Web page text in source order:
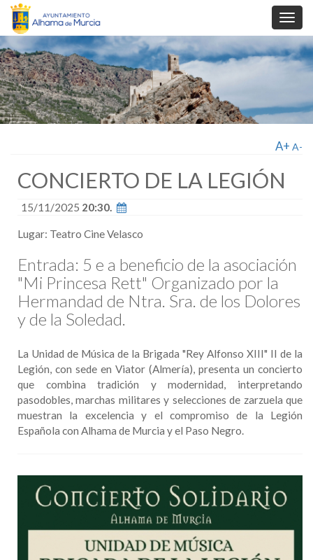
A+ A-
CONCIERTO DE LA LEGIÓN
15/11/2025 20:30.
Lugar: Teatro Cine Velasco
Entrada: 5 e a beneficio de la asociación
"Mi Princesa Rett" Organizado por la
Hermandad de Ntra. Sra. de los Dolores
y de la Soledad.
La Unidad de Música de la Brigada "Rey Alfonso XIII" II de la
Legión, con sede en Viator (Almería), presenta un concierto
que combina tradición y modernidad, interpretando
pasodobles, marchas militares y selecciones de zarzuela que
muestran la excelencia y el compromiso de la Legión
Española con Alhama de Murcia y el Paso Negro.